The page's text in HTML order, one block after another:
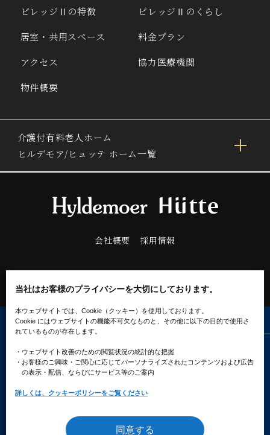
当社はお客様のプライバシーを大切にしております。
本ウェブサイトでは、Cookie（クッキー）を使用しております。
Cookie にはウェブサイトの機能不可欠なものと、その他に以下の目的で使用さ
れているものが存在します。
・ウェブサイト改善のための閲覧状況の統計的な把握
・お客様のご興味・ご関心に応じてパーソナライズされたコンテンツおよび広告
の表示・配信、ならびにサービス等のご案内
詳しくは、クッキーポリシーをご覧ください
同意する
ビレッジⅡの特徴
ビレッジⅡのくらし
居室・共用スペース
料金プラン
アクセス
協力医療機関
物件概要
介護付有料老人ホーム
ヒルデモア/ヒュッテ ホーム一覧
会社概要 採用情報
プライバシーポリシー
ソーシャルメディアポリシー
クッキーポリシー